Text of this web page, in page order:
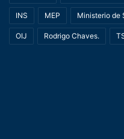
INS MEP Ministerio de
OIJ Rodrigo Chaves.